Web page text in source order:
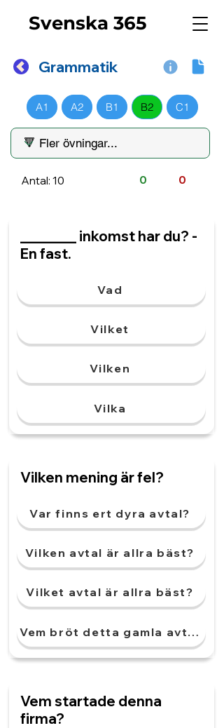
Svenska 365
Grammatik
A1 A2 B1 B2 C1
Antal: 10 0 0
________ inkomst har du? -
En fast.
Vad
Vilket
Vilken
Vilka
Vilken mening är fel?
Var finns ert dyra avtal?
Vilken avtal är allra bäst?
Vilket avtal är allra bäst?
Vem bröt detta gamla avtal?
Vem startade denna
firma?